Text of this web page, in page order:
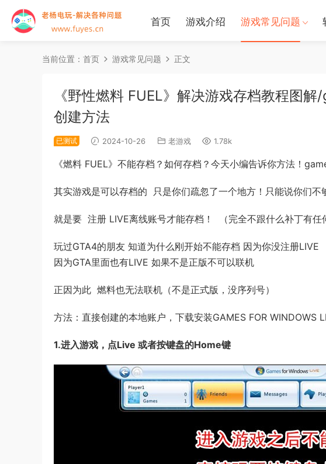
首页 游戏介绍 游戏常见问题
当前位置： 首页 游戏常见问题 正文
《野性燃料 FUEL》解决游戏存档教程图
创建方法
已测试 2024-10-26 老游戏 1.78k
《燃料 FUEL》不能存档？如何存档？今天小编告诉你方法！
其实游戏是可以存档的 只是你们疏忽了一个地方！只能说你们不
就是要 注册 LIVE离线账号才能存档！ （完全不跟什么补丁有任
玩过GTA4的朋友 知道为什么刚开始不能存档 因为你没注册LIVE
因为GTA里面也有LIVE 如果不是正版不可以联机
正因为此 燃料也无法联机（不是正式版，没序列号）
方法：直接创建的本地账户，下载安装GAMES FOR WINDOWS
1.进入游戏，点Live 或者按键盘的Home键